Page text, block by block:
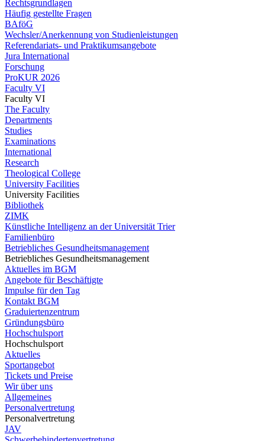
Rechtsgrundlagen
Häufig gestellte Fragen
BAföG
Wechsler/Anerkennung von Studienleistungen
Referendariats- und Praktikumsangebote
Jura International
Forschung
ProKUR 2026
Faculty VI
Faculty VI
The Faculty
Departments
Studies
Examinations
International
Research
Theological College
University Facilities
University Facilities
Bibliothek
ZIMK
Künstliche Intelligenz an der Universität Trier
Familienbüro
Betriebliches Gesundheitsmanagement
Betriebliches Gesundheitsmanagement
Aktuelles im BGM
Angebote für Beschäftigte
Impulse für den Tag
Kontakt BGM
Graduiertenzentrum
Gründungsbüro
Hochschulsport
Hochschulsport
Aktuelles
Sportangebot
Tickets und Preise
Wir über uns
Allgemeines
Personalvertretung
Personalvertretung
JAV